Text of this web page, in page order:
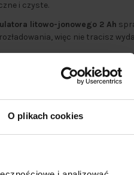
O plikach cookies
i czyste.
litowo-jonowego 2 Ah
więc nie tracisz
, co oznacza, że sprzęt